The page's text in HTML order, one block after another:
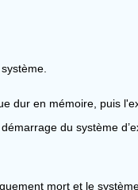
en mémoire, puis
du système
mort et le